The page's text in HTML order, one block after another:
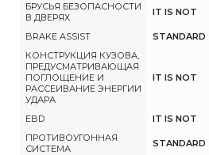
БРУСЬЯ БЕЗОПАСНОСТИ
В ДВЕРЯХ
IT IS NOT
BRAKE ASSIST
STANDARD
КОНСТРУКЦИЯ КУЗОВА,
ПРЕДУСМАТРИВАЮЩАЯ
ПОГЛОЩЕНИЕ И
РАССЕИВАНИЕ ЭНЕРГИИ
УДАРА
IT IS NOT
EBD
IT IS NOT
ПРОТИВОУГОННАЯ
СИСТЕМА
STANDARD